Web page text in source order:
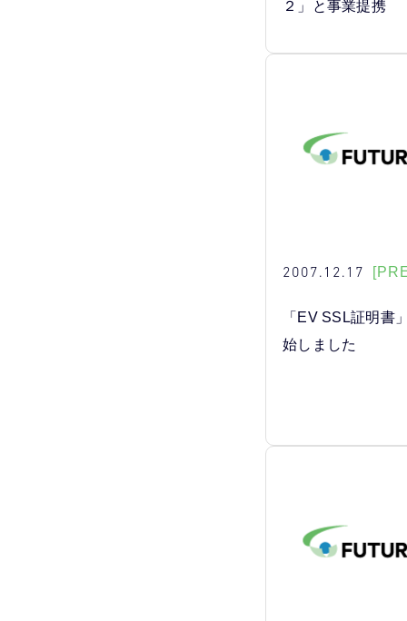
２」と事業提携
2007.12.17
「EV SSL証明書
始しました